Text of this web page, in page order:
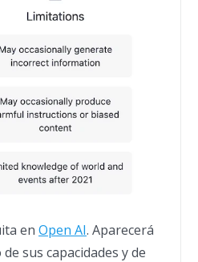
en Open AI. Aparecerá
sus capacidades y de